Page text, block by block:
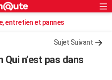
Rechercher
entretien et pannes
Sujet Suivant
n’est pas dans